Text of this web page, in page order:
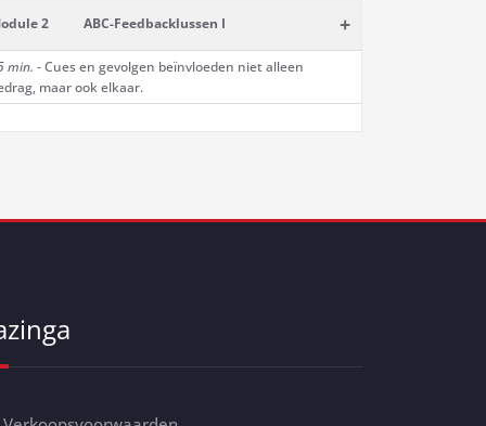
2 ABC-Feedbacklussen I +
min. - Cues en gevolgen beïnvloeden niet alleen
maar ook elkaar.